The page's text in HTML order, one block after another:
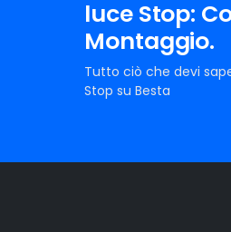
qualità costruttiva e
Centratura Focale
trovano quelli delle
luce Stop:
Montaggio.
Tutto ciò che devi
Stop su Besta